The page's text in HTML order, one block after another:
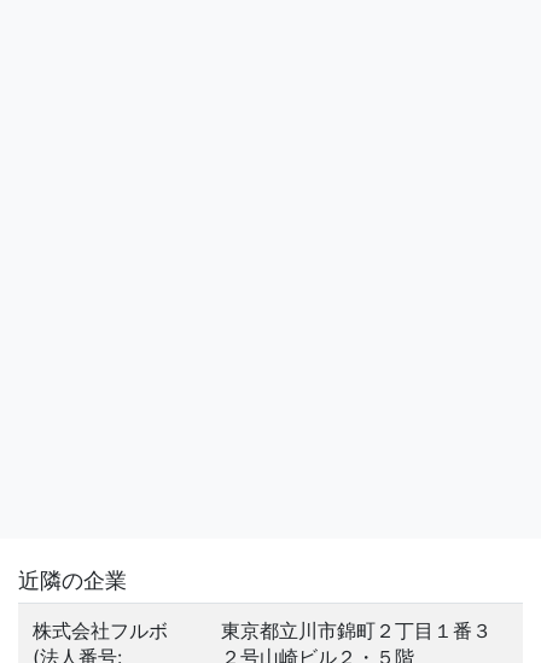
近隣の企業
株式会社フルボ
(法人番号:
東京都立川市錦町２丁目１番３
２号山崎ビル２・５階